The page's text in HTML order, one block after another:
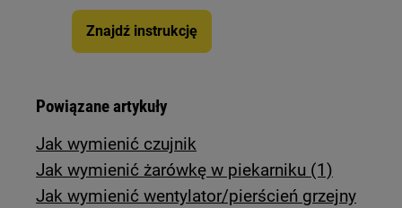
Znajdź instrukcję
Powiązane artykuły
Jak wymienić czujnik
Jak wymienić żarówkę w piekarniku (1)
Jak wymienić wentylator/pierścień grzejny